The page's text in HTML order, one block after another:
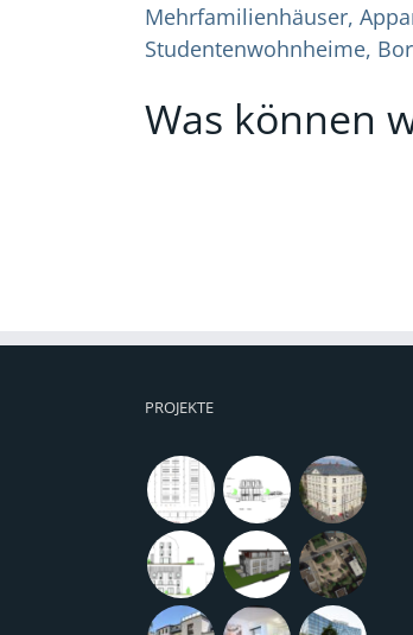
Mehrfamilienhäuser,
Studentenwohnheime,
Was können
PROJEKTE